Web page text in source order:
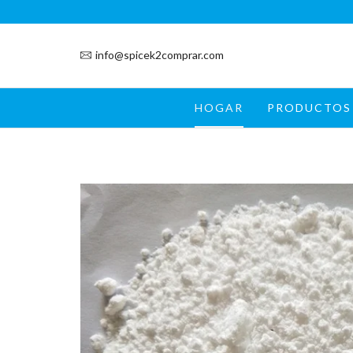
info@spicek2comprar.com
HOGAR PRODUCTOS